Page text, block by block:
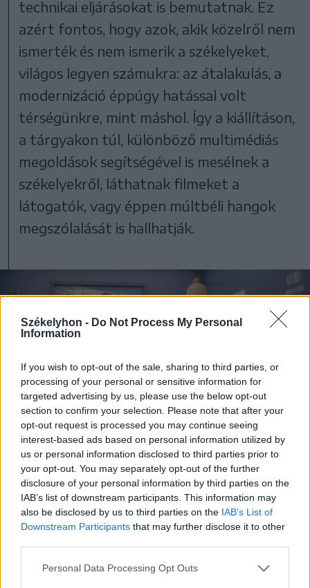
Székelyhon - Do Not Process My Personal
Information
If you wish to opt-out of the sale, sharing to third parties, or
processing of your personal or sensitive information for
targeted advertising by us, please use the below opt-out
section to confirm your selection. Please note that after your
opt-out request is processed you may continue seeing
interest-based ads based on personal information utilized by
us or personal information disclosed to third parties prior to
your opt-out. You may separately opt-out of the further
disclosure of your personal information by third parties on the
IAB’s list of downstream participants. This information may
also be disclosed by us to third parties on the IAB’s List of
Downstream Participants that may further disclose it to other
Personal Data Processing Opt Outs
technikai eljárásokat is bemutatnak. Ez
azért fontos, hogy azok, akik közelről nem
ismerték és nem ismerik a székelyeket,
világos legyen számukra: az átalakulás, a
modernizáció éppúgy hatással volt
térségünkre, mint máshol. Így a kiállításon,
a tárgyakon túl, különböző multimédiás
megoldások segítségével is mesélnek a
székelyekről, láthatnak filmeket a
látogatók, vagy éppen múltbéli hangok
megszólalását is hallhatják.
Nagy Imre Ebéd című festménye, valamint
borvízeskorsók
FOTÓ: MAGYARI LUKÁCS